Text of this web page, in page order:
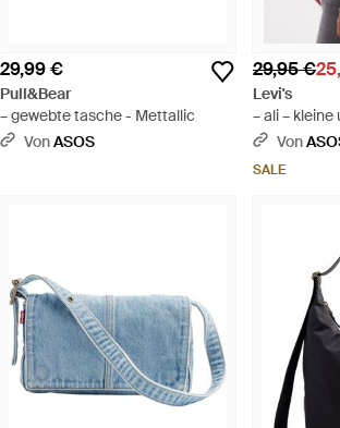
29,99 €
Pull&Bear
– gewebte tasche - Mettallic
VonASOS
29,95 €
Levi's
– ali –
nylon -
Von
SALE